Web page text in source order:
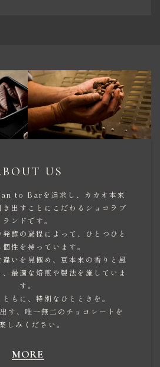
US
to Barを追求し、カカオ本来
出すことにこだわるショコラブ
ランドです。
酵の過程によって、ひとつひと
性を持っています。
いを見極め、豆本来の香りと風
最適な焙煎や製法を施していま
す。
もに、特別なひとときを。
、唯一無二のチョコレートを
しみください。
MORE